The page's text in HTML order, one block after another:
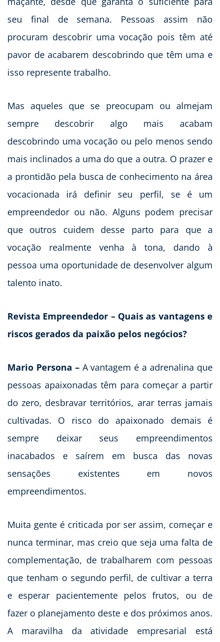
seu final de semana. Pessoas assim não
procuram descobrir uma vocação pois têm até
pavor de acabarem descobrindo que têm uma e
isso represente trabalho.
Mas aqueles que se preocupam ou almejam
sempre descobrir algo mais acabam
descobrindo uma vocação ou pelo menos sendo
mais inclinados a uma do que a outra. O prazer e
a prontidão pela busca de conhecimento na área
vocacionada irá definir seu perfil, se é um
empreendedor ou não. Alguns podem precisar
que outros cuidem desse parto para que a
vocação realmente venha à tona, dando à
pessoa uma oportunidade de desenvolver algum
talento inato.
Revista Empreendedor – Quais as vantagens e
riscos gerados da paixão pelos negócios?
Mario Persona – A vantagem é a adrenalina que
pessoas apaixonadas têm para começar a partir
do zero, desbravar territórios, arar terras jamais
cultivadas. O risco do apaixonado demais é
sempre deixar seus empreendimentos
inacabados e saírem em busca das novas
sensações existentes em novos
empreendimentos.
Muita gente é criticada por ser assim, começar e
nunca terminar, mas creio que seja uma falta de
complementação, de trabalharem com pessoas
que tenham o segundo perfil, de cultivar a terra
e esperar pacientemente pelos frutos, ou de
fazer o planejamento deste e dos próximos anos.
A maravilha da atividade empresarial está